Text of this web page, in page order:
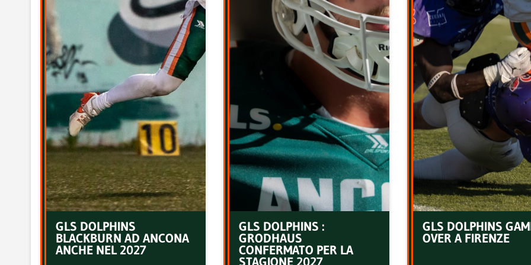
GLS DOLPHINS
BLACKBURN AD ANCONA
ANCHE NEL 2027
GLS DOLPHINS :
GRODHAUS
CONFERMATO PER LA
STAGIONE 2027
GLS DOLPHINS
OVER A FIRENZE